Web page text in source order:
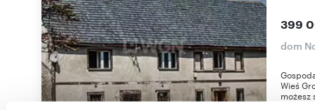
399
dom
Wieś
możesz